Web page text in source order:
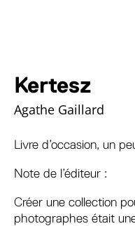
Kertesz
Agathe Gaillard
Livre d’occasion, un
Note de l’éditeur :
Créer une collection
photographes était